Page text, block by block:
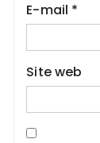
E-mail *
Site web